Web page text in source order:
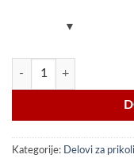
Alka za pod SPP UP-03B
Kategorije: Delovi za